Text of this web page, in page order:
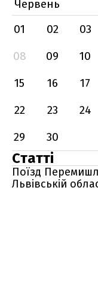
Червень
01 02 03
08
09 10
15
16 17
22
23 24
29
30
Статті
Поїзд
Львівській